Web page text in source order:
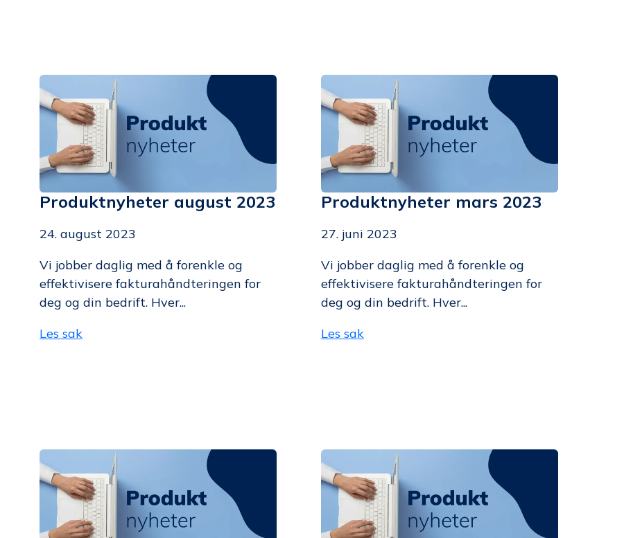
Produktnyheter august 2023
24. august 2023
Vi jobber daglig med å forenkle og
effektivisere fakturahåndteringen for
deg og din bedrift. Hver...
Les sak
Produktnyheter mars 2023
27. juni 2023
Vi jobber daglig med å forenkle og
effektivisere fakturahåndteringen for
deg og din bedrift. Hver...
Les sak